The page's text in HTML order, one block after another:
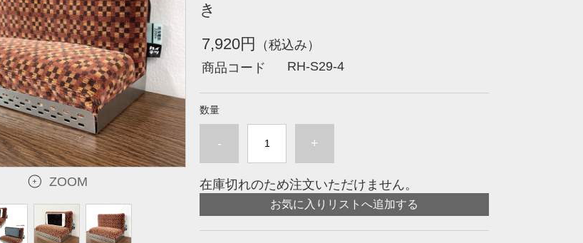
ZOOM
き
7,920円
（税込み）
商品コード
RH-S29-4
数量
- +
在庫切れのため注文いただけません。
お気に入りリストへ追加する